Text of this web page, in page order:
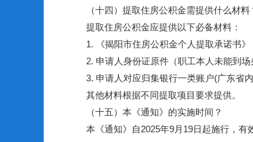
（十四）提取住房公积金需提供什么材料
提取住房公积金应提供以下必备材料：
1. 《揭阳市住房公积金个人提取承诺书》
2. 申请人身份证原件（职工本人未能到场
3. 申请人对应归集银行一类账户(广东省内)
其他材料根据不同提取项目要求提供。
（十五）本《通知》的实施时间？
本《通知》自2025年9月19日起施行，有效